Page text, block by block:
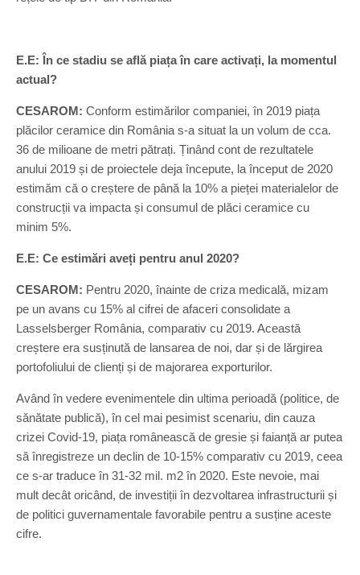
E.E: În ce stadiu se află piața în care activați, la momentul
actual?
CESAROM: Conform estimărilor companiei, în 2019 piața
plăcilor ceramice din România s-a situat la un volum de cca.
36 de milioane de metri pătrați. Ținând cont de rezultatele
anului 2019 și de proiectele deja începute, la început de 2020
estimăm că o creștere de până la 10% a pieței materialelor de
construcții va impacta și consumul de plăci ceramice cu
minim 5%.
E.E: Ce estimări aveți pentru anul 2020?
CESAROM: Pentru 2020, înainte de criza medicală, mizam
pe un avans cu 15% al cifrei de afaceri consolidate a
Lasselsberger România, comparativ cu 2019. Această
creștere era susținută de lansarea de noi, dar și de lărgirea
portofoliului de clienți și de majorarea exporturilor.
Având în vedere evenimentele din ultima perioadă (politice, de
sănătate publică), în cel mai pesimist scenariu, din cauza
crizei Covid-19, piața românească de gresie și faianță ar putea
să înregistreze un declin de 10-15% comparativ cu 2019, ceea
ce s-ar traduce în 31-32 mil. m2 în 2020. Este nevoie, mai
mult decât oricând, de investiții în dezvoltarea infrastructurii și
de politici guvernamentale favorabile pentru a susține aceste
cifre.